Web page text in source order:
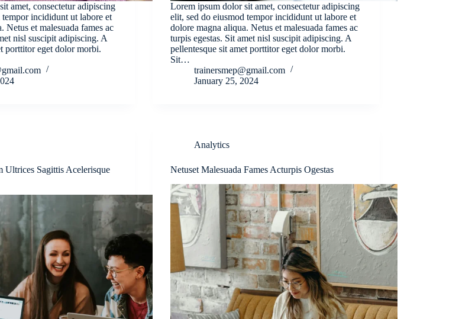
amet, consectetur adipiscing
incididunt ut labore et
Netus et malesuada fames ac
nisl suscipit adipiscing. A
porttitor eget dolor morbi.
Lorem ipsum dolor sit amet, consectetur adipiscing
elit, sed do eiusmod tempor incididunt ut labore et
dolore magna aliqua. Netus et malesuada fames ac
turpis egestas. Sit amet nisl suscipit adipiscing. A
pellentesque sit amet porttitor eget dolor morbi.
Sit…
trainersmep@gmail.com
January 25, 2024
Ultrices Sagittis Acelerisque
Analytics
Netuset Malesuada Fames Acturpis Ogestas